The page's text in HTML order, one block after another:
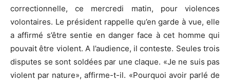
correctionnelle, ce mercredi matin, pour violences
volontaires. Le président rappelle qu’en garde à vue, elle
a affirmé s’être sentie en danger face à cet homme qui
pouvait être violent. A l’audience, il conteste. Seules trois
disputes se sont soldées par une claque. «Je ne suis pas
violent par nature», affirme-t-il. «Pourquoi avoir parlé de